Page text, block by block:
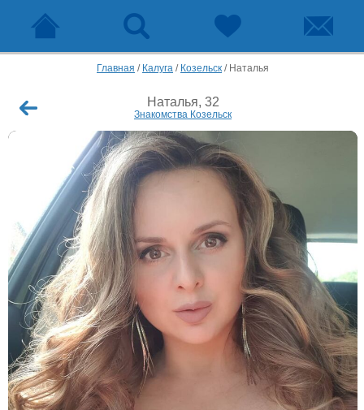
Главная / Калуга / Козельск / Наталья
Наталья, 32
Знакомства Козельск